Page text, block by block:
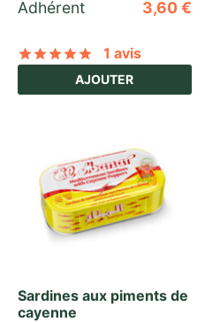
Adhérent
3,60€
Notésur 5
1 avis
AJOUTER
Sardines aux piments de
cayenne